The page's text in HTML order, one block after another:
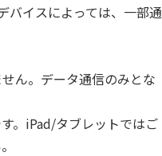
バイスによっては、一部通
ん。データ通信のみとな
。iPad/タブレットではご